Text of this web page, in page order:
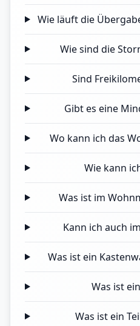
Wie läuft die
Wie sind die
Sind
Gibt es eine
Wo kann ich das
Wie kann
Was ist im
Kann ich auch
Was ist ein
Was ist
Was ist ein